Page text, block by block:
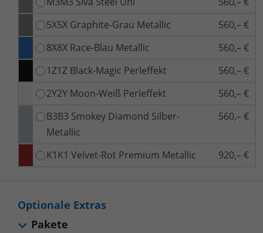
5X5X Graphite-Grau Metallic
560,– €
8X8X Race-Blau Metallic
560,– €
1Z1Z Black-Magic Perleffekt
560,– €
2Y2Y Moon-Weiß Perleffekt
560,– €
B3B3 Smokey Diamond Silber-
Metallic
560,– €
K1K1 Velvet-Rot Premium Metallic 920,– €
Optionale Extras
Pakete